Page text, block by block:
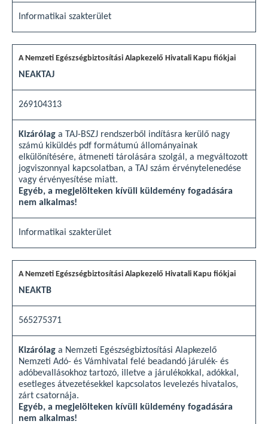
Informatikai szakterület
NEAKTAJ
269104313
Kizárólag a TAJ-BSZJ rendszerből indításra kerülő nagy
számú kiküldés pdf formátumú állományainak
elkülönítésére, átmeneti tárolására szolgál, a megváltozott
jogviszonnyal kapcsolatban, a TAJ szám érvénytelenedése
vagy érvényesítése miatt.
Egyéb, a megjelölteken kívüli küldemény fogadására
nem alkalmas!
Informatikai szakterület
NEAKTB
565275371
Kizárólag a Nemzeti Egészségbiztosítási Alapkezelő
Nemzeti Adó- és Vámhivatal felé beadandó járulék- és
adóbevallásokhoz tartozó, illetve a járulékokkal, adókkal,
esetleges átvezetésekkel kapcsolatos levelezés hivatalos,
zárt csatornája.
Egyéb, a megjelölteken kívüli küldemény fogadására
nem alkalmas!